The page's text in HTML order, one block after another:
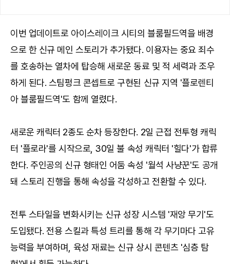
이번 업데이트로 아이스레이크 시티의 블룸필드역을 배경
으로 한 신규 메인 스토리가 추가됐다. 이용자는 중요 죄수
를 호송하는 열차에 탑승해 새로운 동료 및 적 세력과 조우
하게 된다. 스팀펑크 콘셉트로 구현된 신규 지역 '플로렌티
아 블룸필드역'도 함께 열렸다.
새로운 캐릭터 2종도 순차 등장한다. 2일 근접 전투형 캐릭
터 '플로라'를 시작으로, 30일 불 속성 캐릭터 '힐다'가 합류
한다. 주인공의 신규 형태인 어둠 속성 '월석 사냥꾼'도 공개
돼 스토리 진행을 통해 속성을 각성하고 전환할 수 있다.
전투 스타일을 변화시키는 신규 성장 시스템 '재앙 무기'도
도입됐다. 전용 스킬과 특성 트리를 통해 각 무기마다 고유
능력을 부여하며, 육성 재료는 신규 상시 콘텐츠 '심층 탐